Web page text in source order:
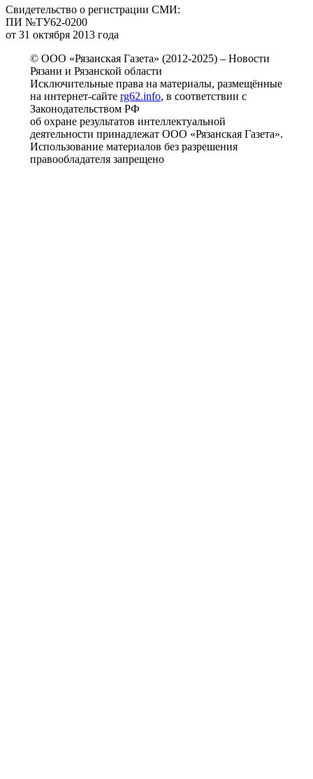
Свидетельство о регистрации СМИ:
ПИ №ТУ62-0200
от 31 октября 2013 года
© ООО «Рязанская Газета» (2012-2025) – Новости
Рязани и Рязанской области
Исключительные права на материалы, размещённые
на интернет-сайте rg62.info, в соответствии с
Законодательством РФ
об охране результатов интеллектуальной
деятельности принадлежат ООО «Рязанская Газета».
Использование материалов без разрешения
правообладателя запрещено